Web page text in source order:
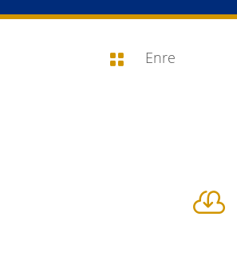
 Enre
